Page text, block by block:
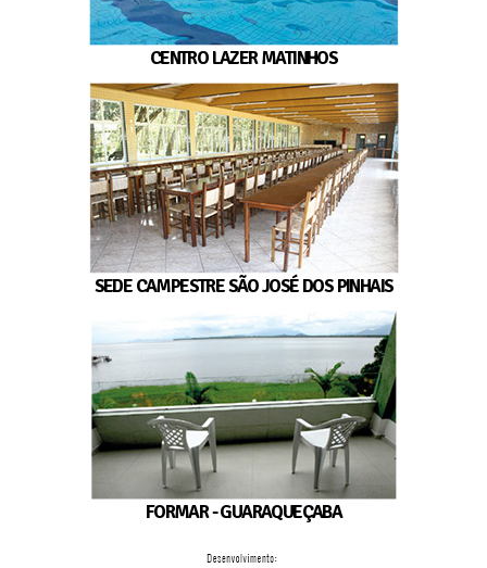
CENTRO LAZER MATINHOS
SEDE CAMPESTRE SÃO JOSÉ DOS PINHAIS
FORMAR - GUARAQUEÇABA